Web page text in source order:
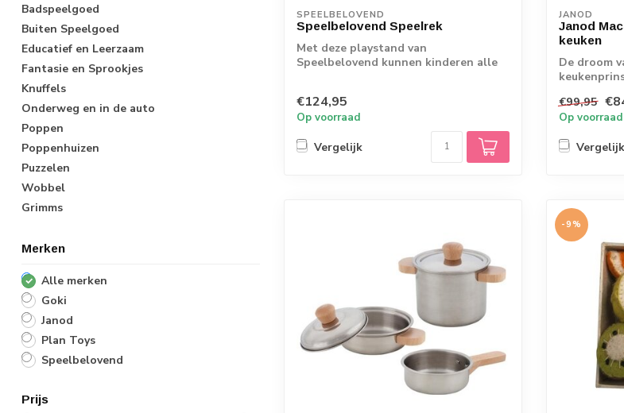
Badspeelgoed
Buiten Speelgoed
Educatief en Leerzaam
Fantasie en Sprookjes
Knuffels
Onderweg en in de auto
Poppen
Poppenhuizen
Puzzelen
Wobbel
Grimms
Merken
Alle merken
Goki
Janod
Plan Toys
Speelbelovend
Prijs
SPEELBELOVEND
Speelbelovend Speelrek
Met deze playstand van
Speelbelovend kunnen kinderen alle
€124,95
Op voorraad
Vergelijk
JANOD
Janod
keuken
De droom
€99,95
Op voorraad
Vergelijk
-9%